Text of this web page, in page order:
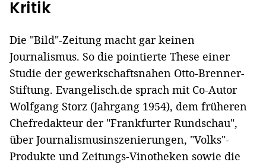
Kritik
Die "Bild"-Zeitung macht gar keinen
Journalismus. So die pointierte These einer
Studie der gewerkschaftsnahen Otto-Brenner-
Stiftung. Evangelisch.de sprach mit Co-Autor
Wolfgang Storz (Jahrgang 1954), dem früheren
Chefredakteur der "Frankfurter Rundschau",
über Journalismusinszenierungen, "Volks"-
Produkte und Zeitungs-Vinotheken sowie die